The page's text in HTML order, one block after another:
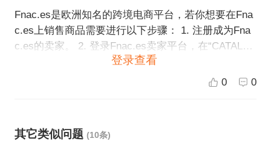
Fnac.es是欧洲知名的跨境电商平台，若你想要在Fna
c.es上销售商品需要进行以下步骤： 1. 注册成为Fna
c.es的卖家。 2. 登录Fnac.es卖家平台，在“CATALO
GUE”中选择“Products”，点击“Add a product”上传商
在Fnac.es上供购买。 为了获得更好的销售效果，建
登录查看
0 0
其它类似问题 (10条)